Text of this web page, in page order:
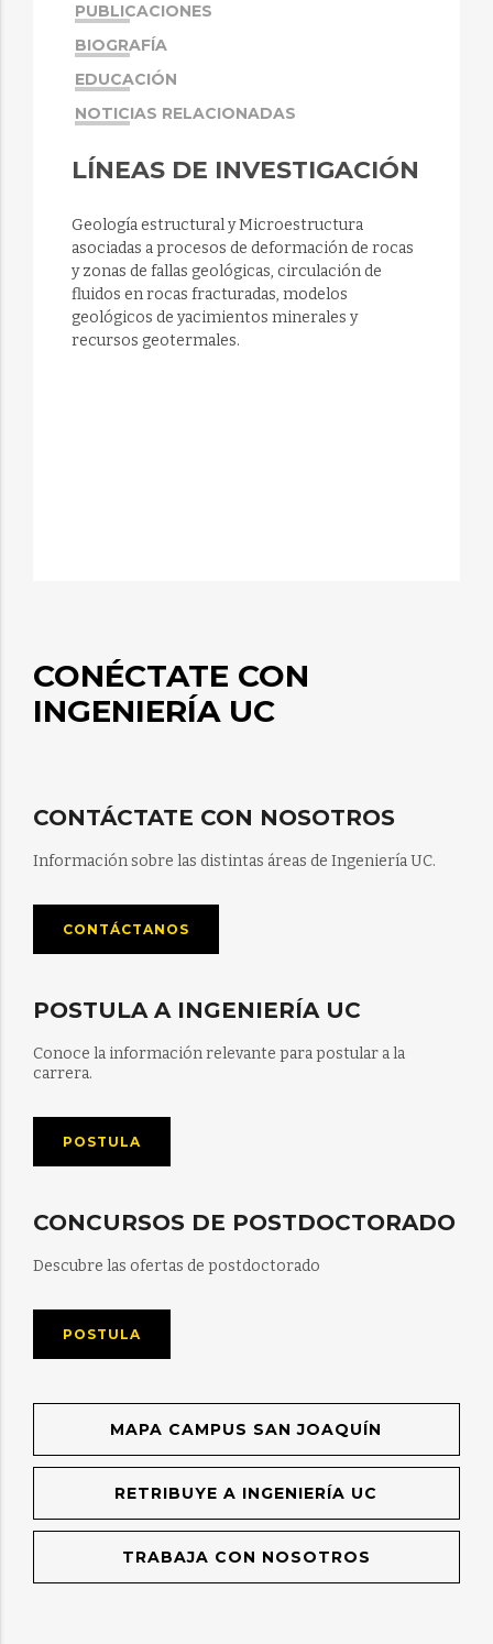
PUBLICACIONES
BIOGRAFÍA
EDUCACIÓN
NOTICIAS RELACIONADAS
LÍNEAS DE INVESTIGACIÓN
Geología estructural y Microestructura
asociadas a procesos de deformación de rocas
y zonas de fallas geológicas, circulación de
fluidos en rocas fracturadas, modelos
geológicos de yacimientos minerales y
recursos geotermales.
CONÉCTATE CON
INGENIERÍA UC
CONTÁCTATE CON NOSOTROS
Información sobre las distintas áreas de Ingeniería UC.
CONTÁCTANOS
POSTULA A INGENIERÍA UC
Conoce la información relevante para postular a la
carrera.
POSTULA
CONCURSOS DE POSTDOCTORADO
Descubre las ofertas de postdoctorado
POSTULA
MAPA CAMPUS SAN JOAQUÍN
RETRIBUYE A INGENIERÍA UC
TRABAJA CON NOSOTROS